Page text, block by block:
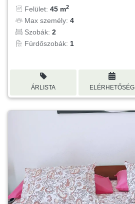
Felület: 45 m2
Max személy: 4
Szobák: 2
Fürdőszobák: 1
ÁRLISTA ELÉRHETŐSÉG